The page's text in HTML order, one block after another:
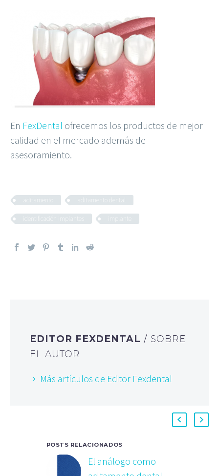
En FexDental ofrecemos los productos de mejor
calidad en el mercado además de
asesoramiento.
EDITOR FEXDENTAL/ SOBRE
EL AUTOR
Más artículos de Editor Fexdental
POSTS RELACIONADOS
El análogo como